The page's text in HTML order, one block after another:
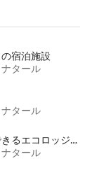
宿泊施設
タール
タール
自然を満喫できるエコロッジの宿泊施設
タール